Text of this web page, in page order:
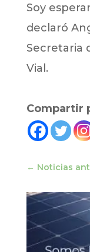
Soy
declaró
Secretaria
Vial.
Compartir
← Noticias